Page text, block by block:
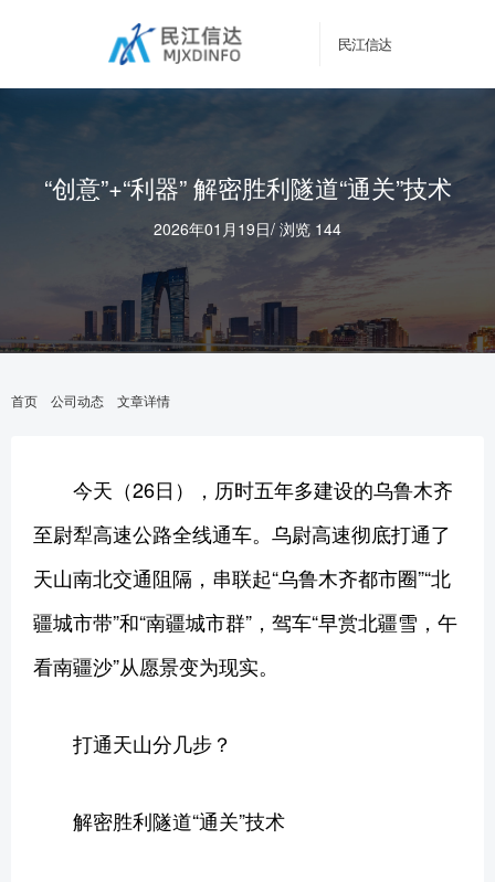
民江信达
“创意”+“利器” 解密胜利隧道“通关”技术
2026年01月19日/ 浏览 144
首页 公司动态 文章详情
今天（26日），历时五年多建设的乌鲁木齐
至尉犁高速公路全线通车。乌尉高速彻底打通了
天山南北交通阻隔，串联起“乌鲁木齐都市圈”“北
疆城市带”和“南疆城市群”，驾车“早赏北疆雪，午
看南疆沙”从愿景变为现实。
打通天山分几步？
解密胜利隧道“通关”技术